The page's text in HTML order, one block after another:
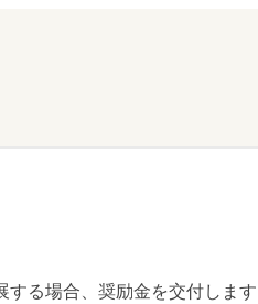
る場合、奨励金を交付します